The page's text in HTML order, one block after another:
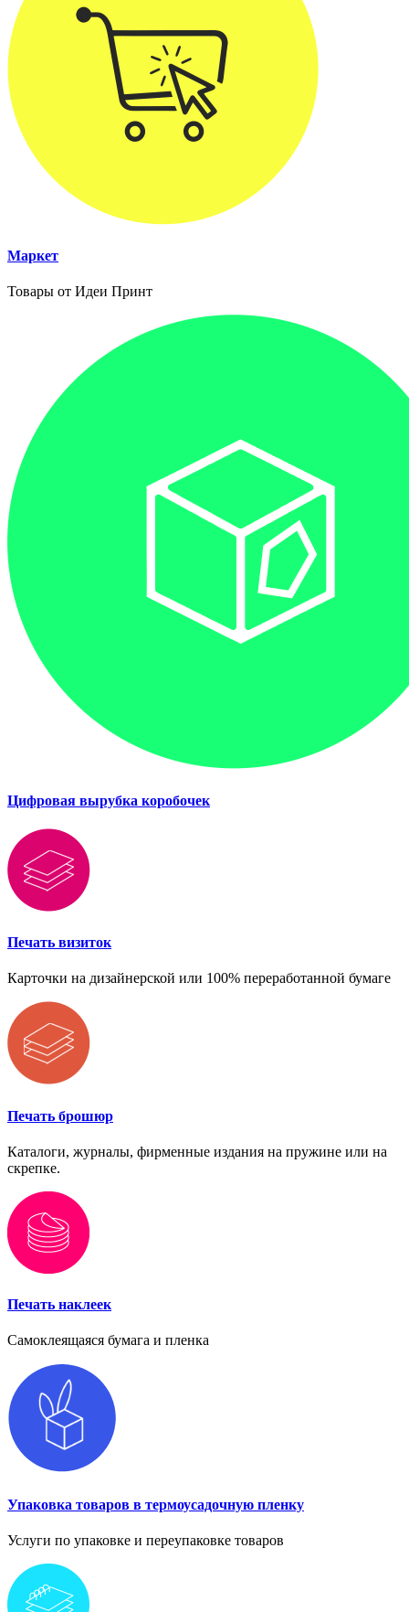
Маркет
Товары от Идеи Принт
Цифровая вырубка коробочек
Печать визиток
Карточки на дизайнерской или 100% переработанной бумаге
Печать брошюр
Каталоги, журналы, фирменные издания на пружине или на
скрепке.
Печать наклеек
Самоклеящаяся бумага и пленка
Упаковка товаров в термоусадочную пленку
Услуги по упаковке и переупаковке товаров